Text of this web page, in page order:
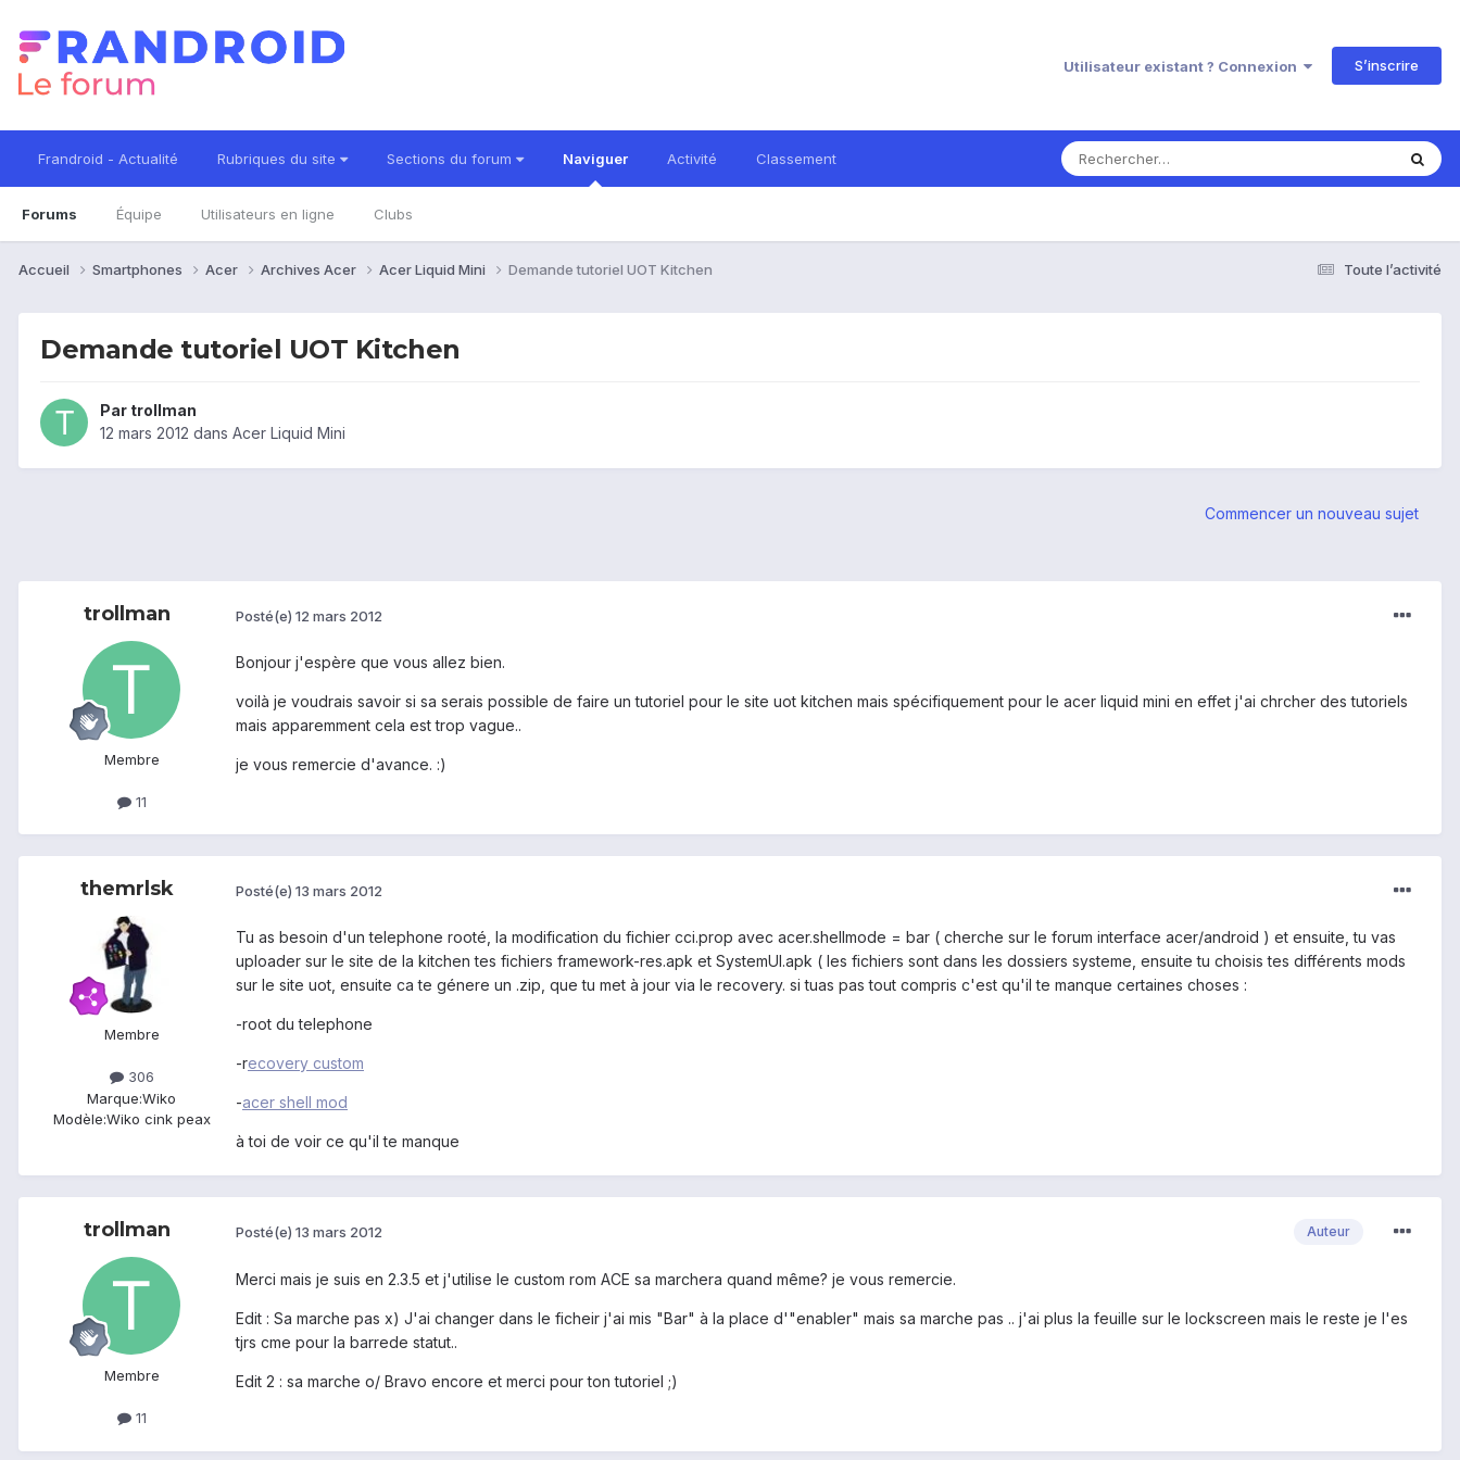
Utilisateur existant ? Connexion S’inscrire
Frandroid - Actualité Rubriques du site Sections du forum Naviguer
Forums Équipe Utilisateurs en ligne Clubs
Activité Classement
Toute l’activité
Accueil Smartphones Acer Archives Acer Acer Liquid Mini Demande tutoriel UOT Kitchen
Demande tutoriel UOT Kitchen
Par trollman
12 mars 2012 dans Acer Liquid Mini
Commencer un nouveau sujet
trollman
Membre
11
Posté(e) 12 mars 2012
Bonjour j'espère que vous allez bien.
voilà je voudrais savoir si sa serais possible de faire un tutoriel pour le site uot kitchen mais spécifiquement pour le acer liquid mini en effet j'ai chrcher des tutoriels
mais apparemment cela est trop vague..
je vous remercie d'avance. :)
themrlsk
Membre
306
Marque:Wiko
Modèle:Wiko cink peax
Posté(e) 13 mars 2012
Tu as besoin d'un telephone rooté, la modification du fichier cci.prop avec acer.shellmode = bar ( cherche sur le forum interface acer/android ) et ensuite, tu vas
uploader sur le site de la kitchen tes fichiers framework-res.apk et SystemUI.apk ( les fichiers sont dans les dossiers systeme, ensuite tu choisis tes différents mods
sur le site uot, ensuite ca te génere un .zip, que tu met à jour via le recovery. si tuas pas tout compris c'est qu'il te manque certaines choses :
-root du telephone
-recovery custom
-acer shell mod
à toi de voir ce qu'il te manque
trollman
Membre
11
Auteur
Posté(e) 13 mars 2012
Merci mais je suis en 2.3.5 et j'utilise le custom rom ACE sa marchera quand même? je vous remercie.
Edit : Sa marche pas x) J'ai changer dans le ficheir j'ai mis "Bar" à la place d'"enabler" mais sa marche pas .. j'ai plus la feuille sur le lockscreen mais le reste je l'es
tjrs cme pour la barrede statut..
Edit 2 : sa marche o/ Bravo encore et merci pour ton tutoriel ;)